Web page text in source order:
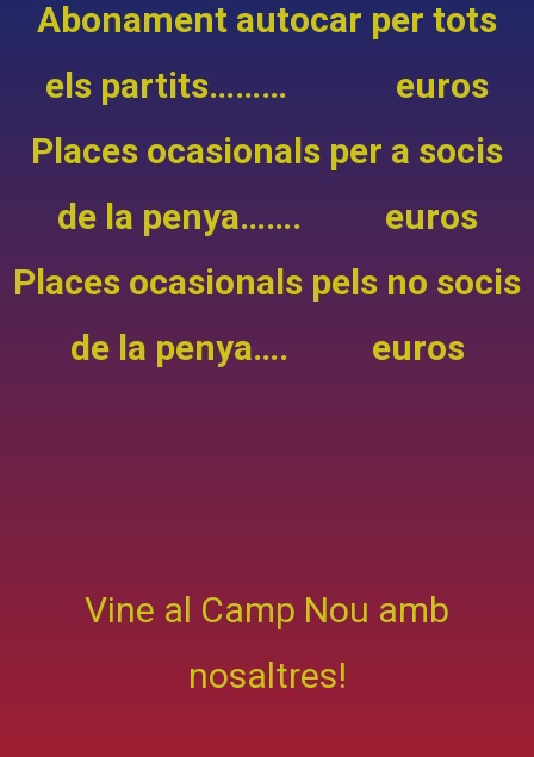
Abonament autocar per tots
els partits……… euros
Places ocasionals per a socis
de la penya……. euros
Places ocasionals pels no socis
de la penya…. euros
Vine al Camp Nou amb
nosaltres!